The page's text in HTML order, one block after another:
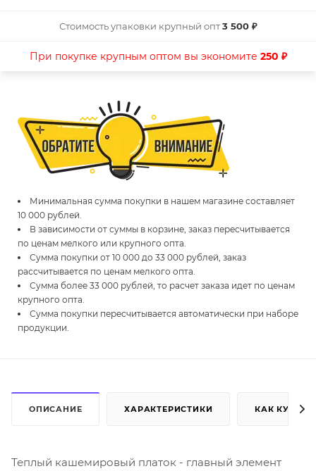
Стоимость упаковки крупный опт3 500 ₽
При покупке крупным оптом вы экономите 250 ₽
Минимальная сумма покупки в нашем магазине составляет
10 000 рублей.
В зависимости от суммы в корзине, заказ пересчитывается
по ценам мелкого или крупного опта.
Сумма покупки от 10 000 до 33 000 рублей, заказ
рассчитывается по ценам мелкого опта.
Сумма более 33 000 рублей, то расчет заказа идет по ценам
крупного опта.
Сумма покупки пересчитывается автоматически при наборе
продукции.
ОПИСАНИЕ ХАРАКТЕРИСТИКИ КАК КУПИТЬ
Теплый кашемировый платок - главный элемент